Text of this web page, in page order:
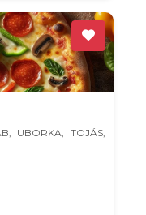
UBORKA, TOJÁS,